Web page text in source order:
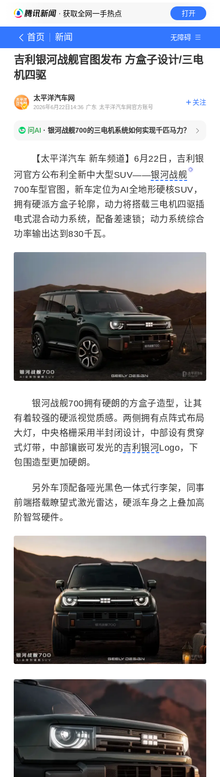
· 获取全网一手热点 打开
首页 新闻 无障碍
吉利银河战舰官图发布 方盒子设计/三电
机四驱
太平洋汽车网
2026年6月22日14:36 广东 太平洋汽车网官方账号
关注
问AI · 银河战舰700的三电机系统如何实现千匹马力？
【太平洋汽车 新车频道】6月22日，吉利银
河官方公布利全新中大型SUV——银河战舰
700车型官图，新车定位为AI全地形硬核SUV，
拥有硬派方盒子轮廓，动力将搭载三电机四驱插
电式混合动力系统，配备差速锁；动力系统综合
功率输出达到830千瓦。
银河战舰700拥有硬朗的方盒子造型，让其
有着较强的硬派视觉质感。两侧拥有点阵式布局
大灯，中央格栅采用半封闭设计，中部设有贯穿
式灯带，中部镶嵌可发光的吉利银河Logo，下
包围造型更加硬朗。
另外车顶配备哑光黑色一体式行李架，同事
前端搭载瞭望式激光雷达，硬派车身之上叠加高
阶智驾硬件。